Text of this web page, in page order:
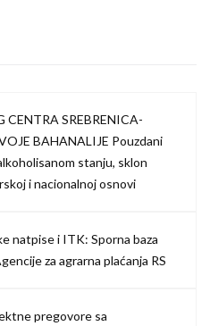
CENTRA SREBRENICA-
BAHANALIJE Pouzdani
stanju, sklon
i nacionalnoj osnovi
natpise i ITK: Sporna baza
za agrarna plaćanja RS
pregovore sa